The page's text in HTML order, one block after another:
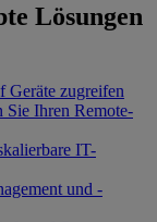
Lösungen
Geräte zugreifen
Sie Ihren Remote-
IT-
und -